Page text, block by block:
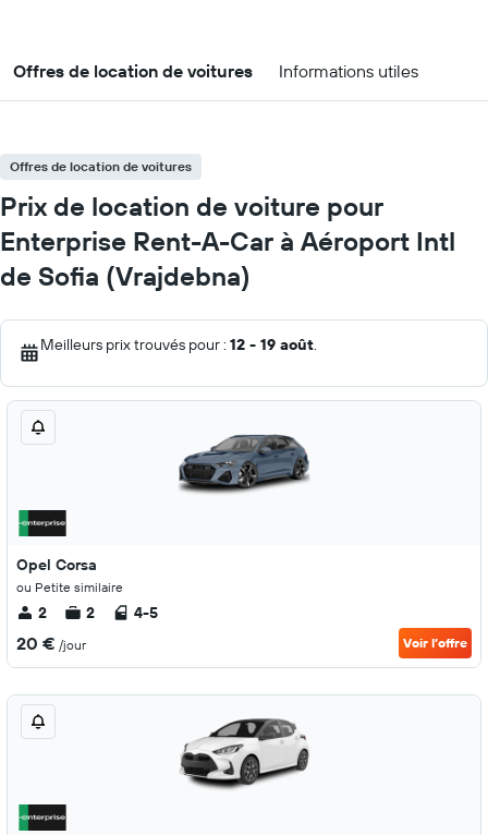
Offres de location de voitures Informations utiles
Offres de location de voitures
Prix de location de voiture pour
Enterprise Rent-A-Car à Aéroport Intl
de Sofia (Vrajdebna)
Meilleurs prix trouvés pour : 12 - 19 août.
Opel Corsa
ou Petite similaire
2 2 4-5
20 € /jour Voir l’offre